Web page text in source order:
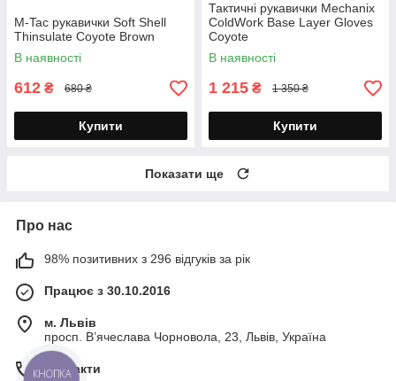
M-Tac рукавички Soft Shell
Thinsulate Coyote Brown
В наявності
612 ₴ 680 ₴
Купити
Тактичні рукавички Mechanix
ColdWork Base Layer Gloves
Coyote
В наявності
1 215 ₴ 1 350 ₴
Купити
Показати ще
Про нас
98% позитивних з 296 відгуків за рік
Працює з 30.10.2016
м. Львів
просп. В’ячеслава Чорновола, 23, Львів, Україна
Контакти
КНОПКА